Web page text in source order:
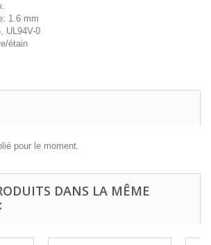
1.6 mm
UL94V-0
étain
pour le moment.
DANS LA MÊME